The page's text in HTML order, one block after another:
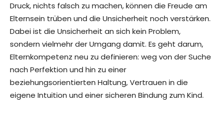
Druck, nichts falsch zu machen, können die Freude am
Elternsein trüben und die Unsicherheit noch verstärken.
Dabei ist die Unsicherheit an sich kein Problem,
sondern vielmehr der Umgang damit. Es geht darum,
Elternkompetenz neu zu definieren: weg von der Suche
nach Perfektion und hin zu einer
beziehungsorientierten Haltung, Vertrauen in die
eigene Intuition und einer sicheren Bindung zum Kind.